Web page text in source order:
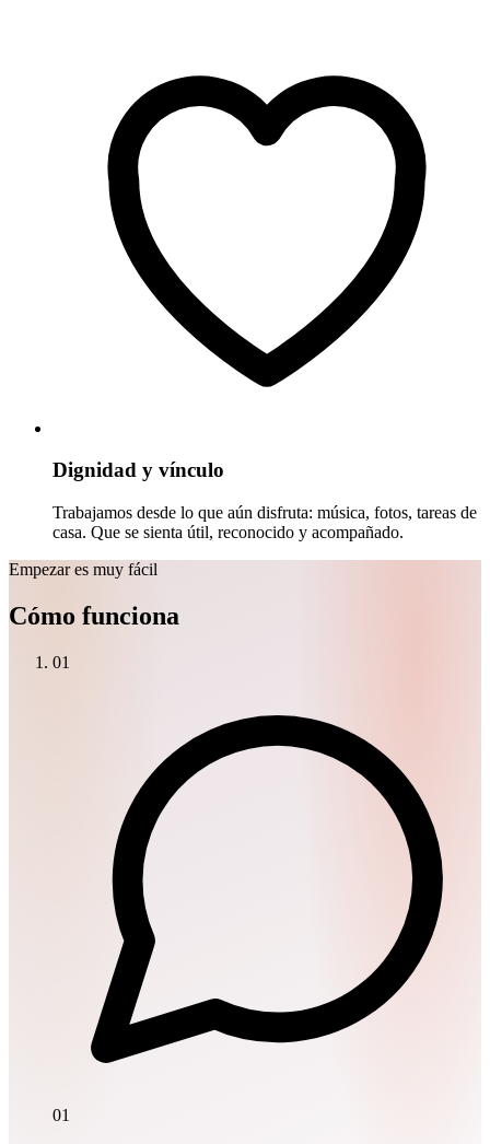
Dignidad y vínculo
Trabajamos desde lo que aún disfruta: música, fotos, tareas de
casa. Que se sienta útil, reconocido y acompañado.
Empezar es muy fácil
Cómo funciona
01
01